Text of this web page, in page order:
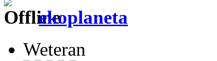
ekoplaneta
Weteran